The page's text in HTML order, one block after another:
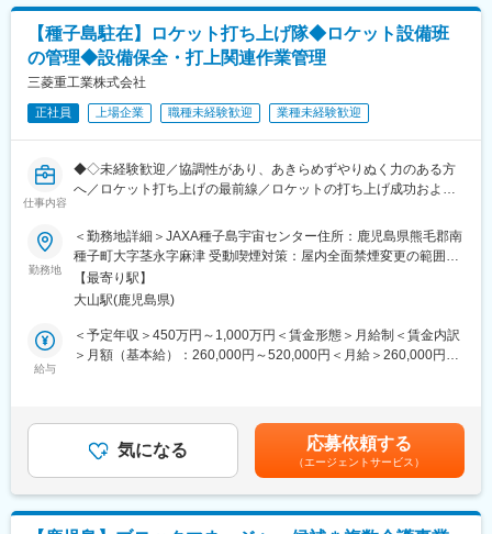
・打ち上げ関連電力設備（変電所、UPS、配電盤）の保守運用
・自動制御系、計測信号、遠隔監視系の保守計画策定および実行
・電気設備トラブル発生時の障害対応および再発防止策の立案
・打ち上げ時の電源系統切替、カウントダウン支援（電気系作業
者）
・JAXA（宇宙航空研究開発機構）および関連部門との技術調整、
安全審査会議などへの対応
【2.機構・推進チームの業務】
・手順書の作成
構造体の組立・点検などの作業計画立案および実行
・各サブシステム（推進、構造、空調など）担当チームとの調整
および工程管理
・JAXA（宇宙航空研究開発機構）および関連部門との技術調整、
・ロケット本体の機体構造部・段間結合部ならびに推進システム
の地上機能確認
【3.計画チームの業務】
・ロケット射点整備、試験、打ち上げスケジュール全体の統合管
理
・JAXAおよび社内関係部署（名古屋・神戸の開発拠点など）との
【種子島駐在】ロケット打ち上げ隊◆ロケット設備班
の管理◆設備保全・打上関連作業管理
三菱重工業株式会社
正社員 上場企業 職種未経験歓迎 業種未経験歓迎
仕事内容
◆◇未経験歓迎／協調性があり、あきらめずやりぬく力のある方
へ／ロケット打ち上げの最前線／ロケットの打ち上げ成功および
■業務内容
JAXA種子島宇宙センターのロケット打ち上げ隊（MILSET）に所
属し、ロケット設備班における電気・機構推進・計画チームの管
理業務を担っていただきます。
・ロケット打ち上げ作業および打ち上げ準備作業を担当するロケ
■募集背景
世界的な打ち上げ需要の増大により、日本の基幹ロケットである
H3ロケットについても打ち上げ機数の増加が求められています。
■働き方
勤務地
＜勤務地詳細＞JAXA種子島宇宙センター住所：鹿児島県熊毛郡南
種子町大字茎永字麻津 受動喫煙対策：屋内全面禁煙変更の範囲：
会社の定める事業所（リモートワーク含む）
【最寄り駅】
大山駅(鹿児島県)
給与
＜予定年収＞450万円～1,000万円＜賃金形態＞月給制＜賃金内訳
＞月額（基本給）：260,000円～520,000円＜月給＞260,000円～
じて上下する可能性があります。月給(月額)は固定手当を含めた表
記です。気になる 応募依頼する
（エージェントサービス）